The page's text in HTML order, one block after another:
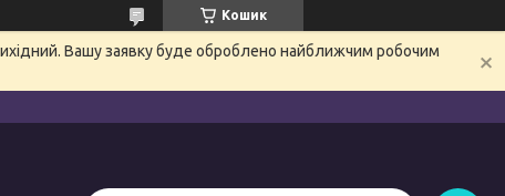
Кошик
Вашу заявку буде оброблено найближчим робочим